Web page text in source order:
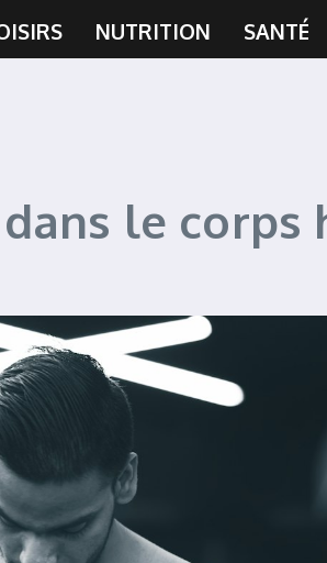
NUTRITION SANTÉ
le corps